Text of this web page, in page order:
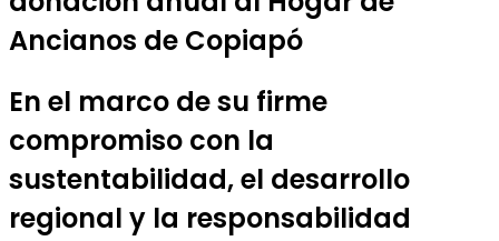
Ancianos de Copiapó
En el marco de su firme
compromiso con la
sustentabilidad, el desarrollo
regional y la responsabilidad